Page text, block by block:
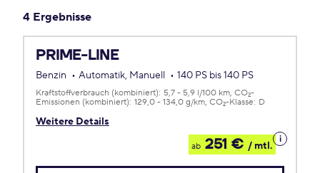
4 Ergebnisse
PRIME-LINE
Benzin Automatik, Manuell 140 PS bis 140 PS
Weitere Details
Kraftstoffverbrauch (kombiniert): 5,7 - 5,9 l/100 km CO2-
Emissionen (kombiniert): 129,0 - 134,0 g/km CO2-Klasse: D
ab 251 € / mtl.
Details
zum